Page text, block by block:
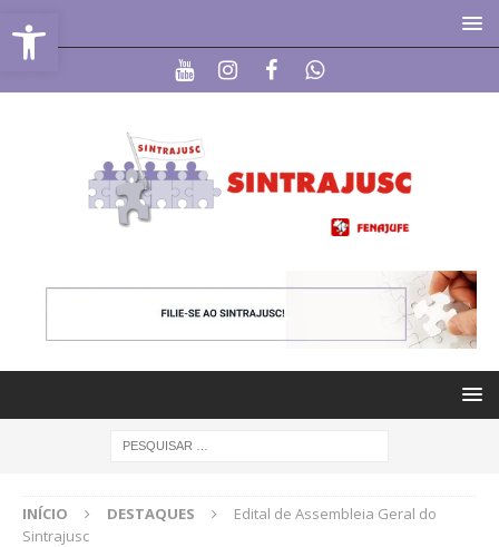
Abrir a barra de ferramentas
INÍCIO DESTAQUES
Edital de Assembleia Geral do
Sintrajusc